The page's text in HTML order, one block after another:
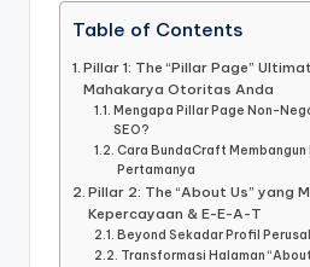
Table of Contents
Pillar 1: The “Pillar Page”
Mahakarya Otoritas Anda
Mengapa Pillar Page Non-
SEO?
Cara BundaCraft Membangun
Pertamanya
Pillar 2: The “About Us” yang
Kepercayaan & E-E-A-T
Beyond Sekadar Profil
Transformasi Halaman